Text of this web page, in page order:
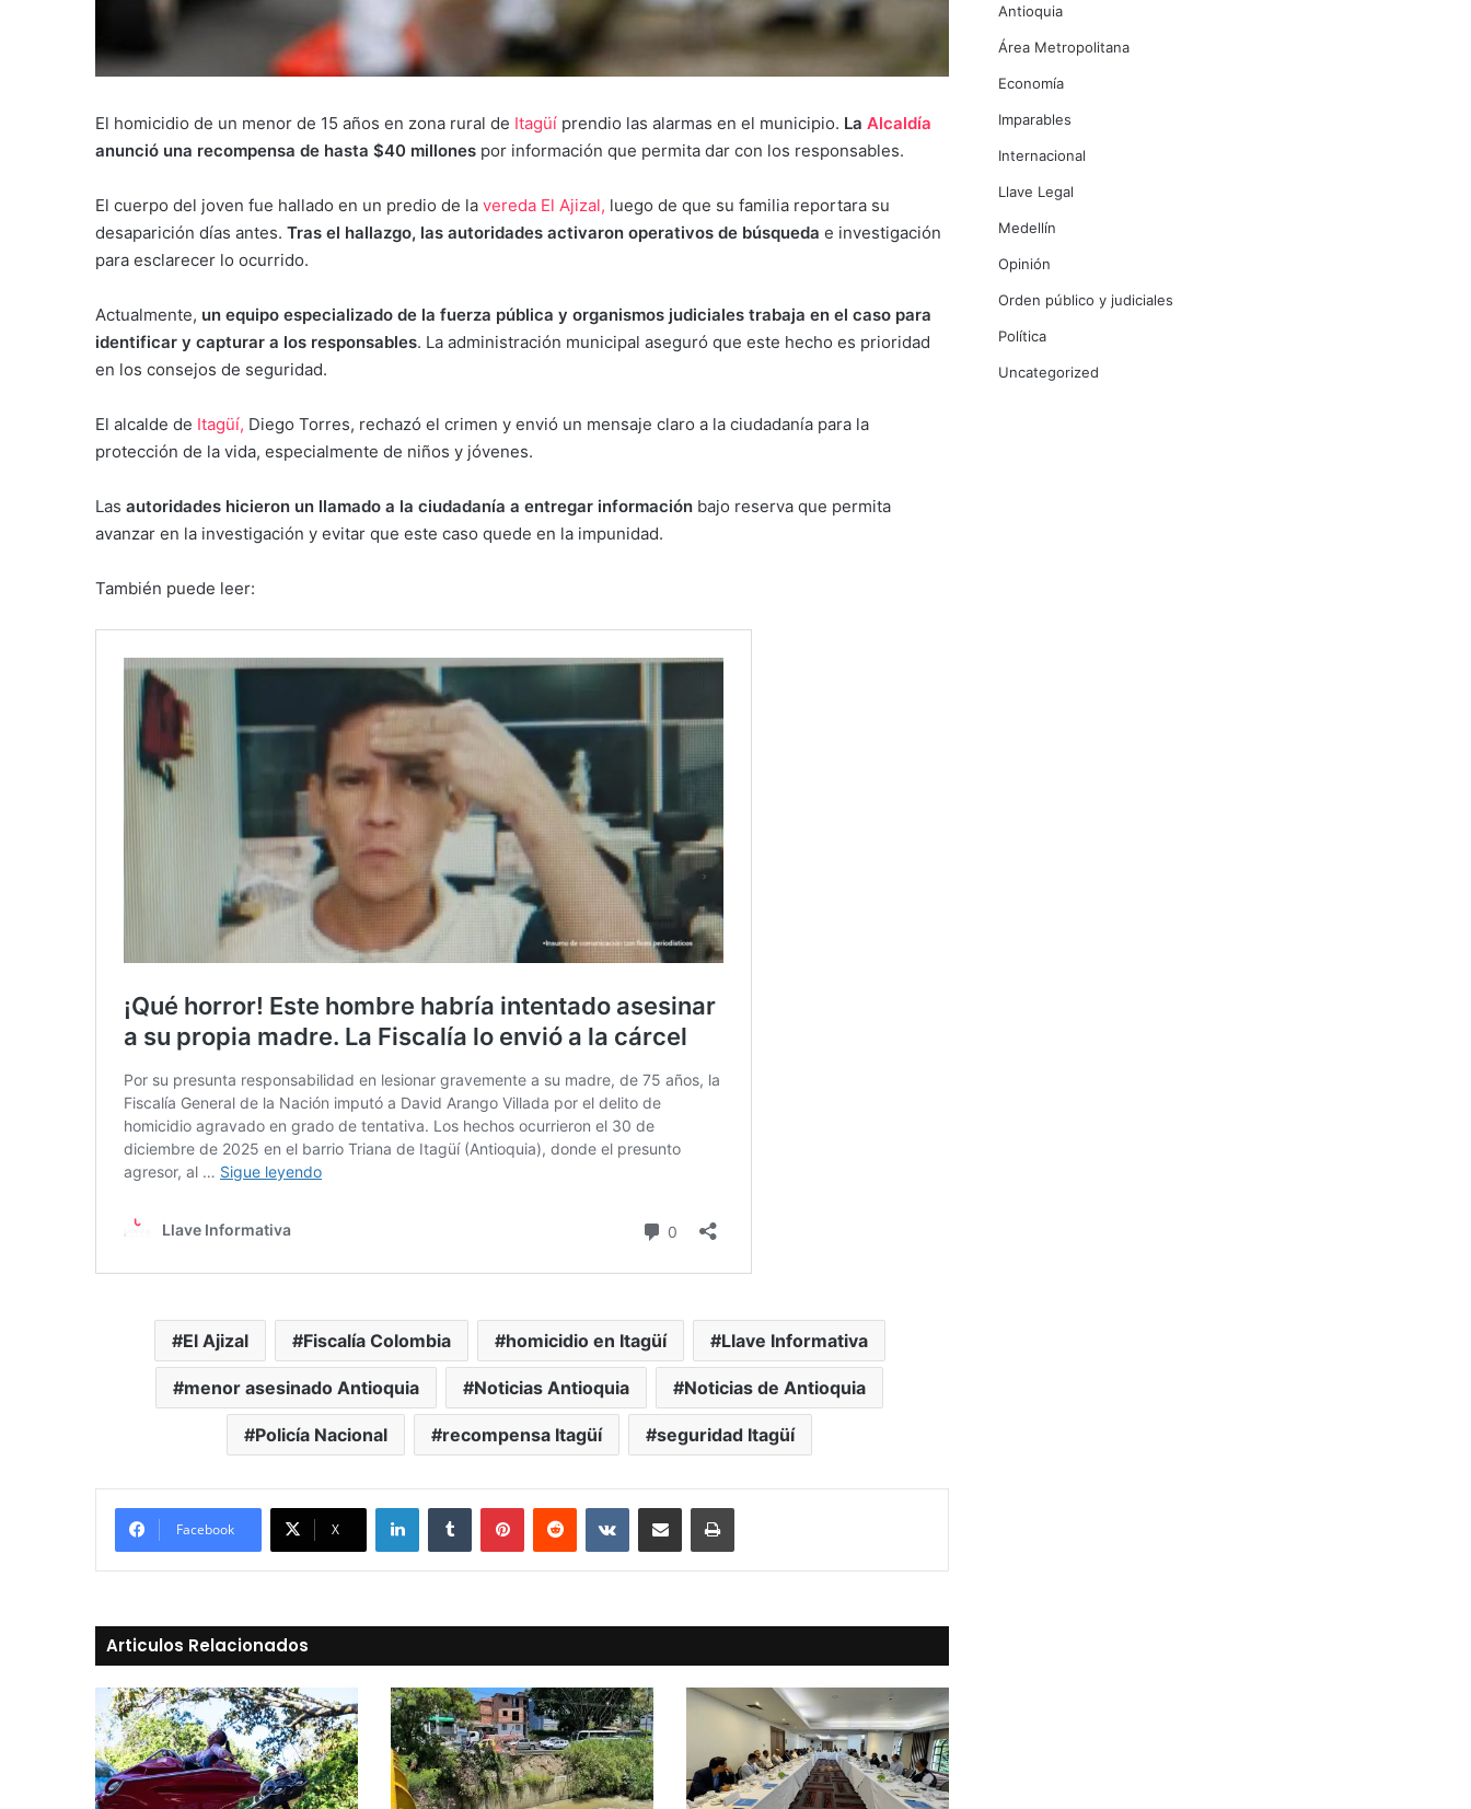
El homicidio de un menor de 15 años en zona rural de Itagüí prendio las alarmas en el municipio. La Alcaldía
anunció una recompensa de hasta $40 millones por información que permita dar con los responsables.
El cuerpo del joven fue hallado en un predio de la vereda El Ajizal, luego de que su familia reportara su
desaparición días antes. Tras el hallazgo, las autoridades activaron operativos de búsqueda e investigación
para esclarecer lo ocurrido.
Actualmente, un equipo especializado de la fuerza pública y organismos judiciales trabaja en el caso para
identificar y capturar a los responsables. La administración municipal aseguró que este hecho es prioridad
en los consejos de seguridad.
El alcalde de Itagüí, Diego Torres, rechazó el crimen y envió un mensaje claro a la ciudadanía para la
protección de la vida, especialmente de niños y jóvenes.
Las autoridades hicieron un llamado a la ciudadanía a entregar información bajo reserva que permita
avanzar en la investigación y evitar que este caso quede en la impunidad.
También puede leer:
El Ajizal Fiscalía Colombia homicidio en Itagüí Llave Informativa
menor asesinado Antioquia Noticias Antioquia Noticias de Antioquia
Policía Nacional recompensa Itagüí seguridad Itagüí
Facebook X
LinkedInTumblr PinterestReddit VKontakte
Compartir vía Mail Print
Articulos Relacionados
Antioquia
Área Metropolitana
Economía
Imparables
Internacional
Llave Legal
Medellín
Opinión
Orden público y judiciales
Política
Uncategorized